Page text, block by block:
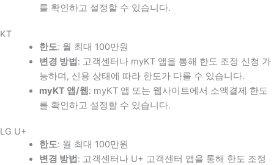
를 확인하고 설정할 수 있습니다.
KT
한도: 월 최대 100만원
변경 방법 : 고객센터나 myKT 앱을 통해 한도 조정 신청 가
능하며, 신용 상태에 따라 한도가 다를 수 있습니다.
myKT 앱/웹 : myKT 앱 또는 웹사이트에서 소액결제 한도
를 확인하고 설정할 수 있습니다.
LG U+
한도: 월 최대 100만원
변경 방법 : 고객센터나 U+ 고객센터 앱을 통해 한도 조정